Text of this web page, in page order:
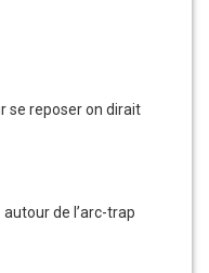
se reposer on dirait
autour de l’arc-trap